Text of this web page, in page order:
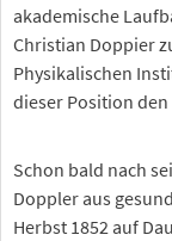
akademische
Christian Doppier
Physikalischen
dieser Position
Schon bald nach
Doppler aus
Herbst 1852 auf